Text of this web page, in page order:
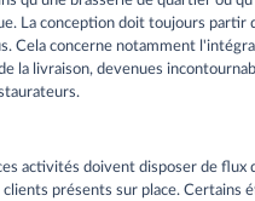
La conception doit toujours partir
Cela concerne notamment
la livraison, devenues
activités doivent disposer de flux
présents sur place. Certains